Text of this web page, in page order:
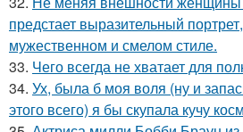
предстает выразительный
мужественном и смелом стиле.
33. Чего всегда не хватает для
34. Ух, была б моя воля (ну и
этого всего) я бы скупала кучу